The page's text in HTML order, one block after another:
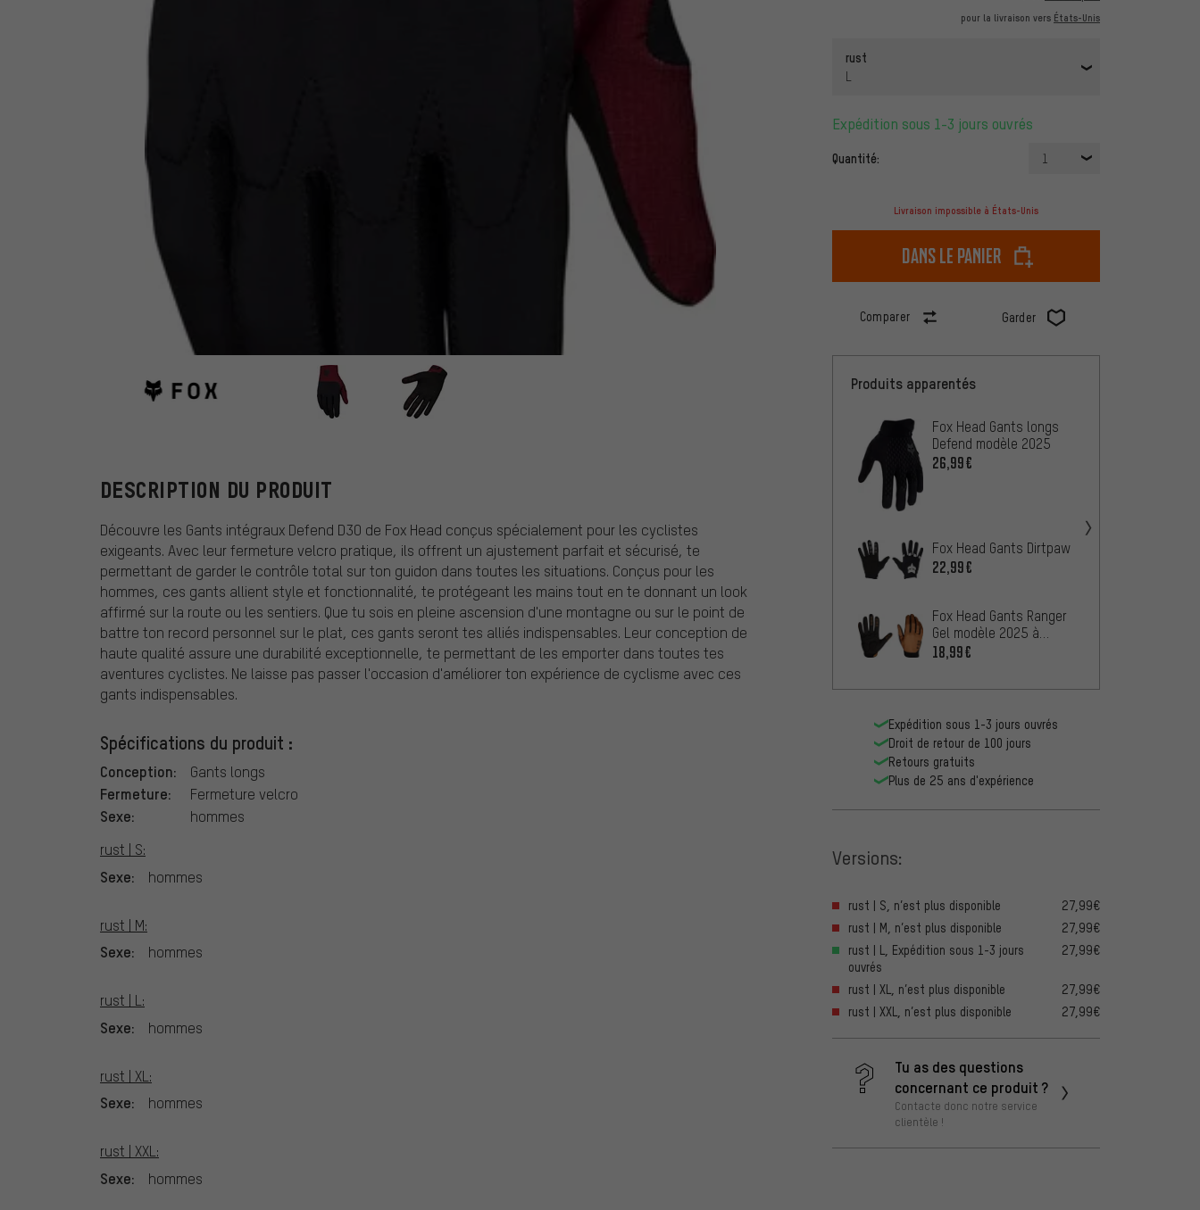
pour la livraison vers États-Unis
rust
L
Expédition sous 1-3 jours ouvrés
Quantité: 1
Livraison impossible à États-Unis
dans le panier
Comparer Garder
Fox Head
DESCRIPTION DU PRODUIT
Découvre les Gants intégraux Defend D3O de Fox Head conçus spécialement pour les cyclistes
exigeants. Avec leur fermeture velcro pratique, ils offrent un ajustement parfait et sécurisé, te
permettant de garder le contrôle total sur ton guidon dans toutes les situations. Conçus pour les
hommes, ces gants allient style et fonctionnalité, te protégeant les mains tout en te donnant un look
affirmé sur la route ou les sentiers. Que tu sois en pleine ascension d'une montagne ou sur le point de
battre ton record personnel sur le plat, ces gants seront tes alliés indispensables. Leur conception de
haute qualité assure une durabilité exceptionnelle, te permettant de les emporter dans toutes tes
aventures cyclistes. Ne laisse pas passer l'occasion d'améliorer ton expérience de cyclisme avec ces
gants indispensables.
Spécifications du produit :
Conception: Gants longs
Fermeture: Fermeture velcro
Sexe:
hommes
rust | S:
Sexe: hommes
rust | M:
Sexe: hommes
rust | L:
Sexe: hommes
rust | XL:
Sexe: hommes
rust | XXL:
Sexe: hommes
Produits apparentés
Fox Head Gants longs
Defend modèle 2025
26,99€
Fox Head Gants Dirtpaw
22,99€
Fox Head Gants Ranger
Gel modèle 2025 à
doigts pleins
18,99€
Expédition sous 1-3 jours ouvrés
Droit de retour de 100 jours
Retours gratuits
Plus de 25 ans d'expérience
Versions:
rust | S, n’est plus disponible
27,99€
rust | M, n’est plus disponible
27,99€
rust | L, Expédition sous 1-3 jours
ouvrés
27,99€
rust | XL, n’est plus disponible
27,99€
rust | XXL, n’est plus disponible
27,99€
Tu as des questions
concernant ce produit ?
Contacte donc notre service
clientèle !